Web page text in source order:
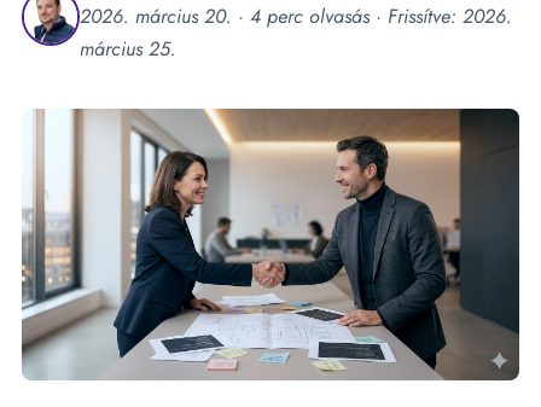
2026. március 20. · 4 perc olvasás · Frissítve: 2026.
március 25.